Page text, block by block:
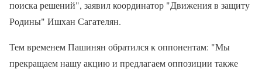
поиска решений", заявил координатор "Движения в защиту
Родины" Ишхан Сагателян.
Тем временем Пашинян обратился к оппонентам: "Мы
прекращаем нашу акцию и предлагаем оппозиции также